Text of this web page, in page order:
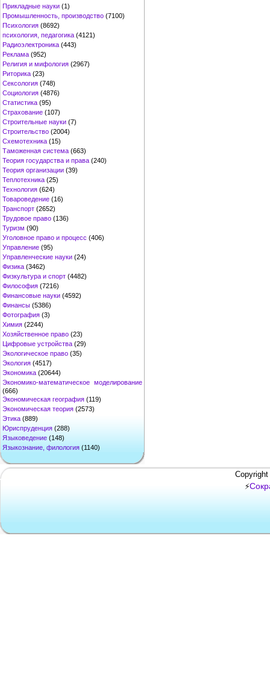
Прикладные науки (1)
Промышленность, производство (7100)
Психология (8692)
психология, педагогика (4121)
Радиоэлектроника (443)
Реклама (952)
Религия и мифология (2967)
Риторика (23)
Сексология (748)
Социология (4876)
Статистика (95)
Страхование (107)
Строительные науки (7)
Строительство (2004)
Схемотехника (15)
Таможенная система (663)
Теория государства и права (240)
Теория организации (39)
Теплотехника (25)
Технология (624)
Товароведение (16)
Транспорт (2652)
Трудовое право (136)
Туризм (90)
Уголовное право и процесс (406)
Управление (95)
Управленческие науки (24)
Физика (3462)
Физкультура и спорт (4482)
Философия (7216)
Финансовые науки (4592)
Финансы (5386)
Фотография (3)
Химия (2244)
Хозяйственное право (23)
Цифровые устройства (29)
Экологическое право (35)
Экология (4517)
Экономика (20644)
Экономико-математическое моделирование
(666)
Экономическая география (119)
Экономическая теория (2573)
Этика (889)
Юриспруденция (288)
Языковедение (148)
Языкознание, филология (1140)
⚡